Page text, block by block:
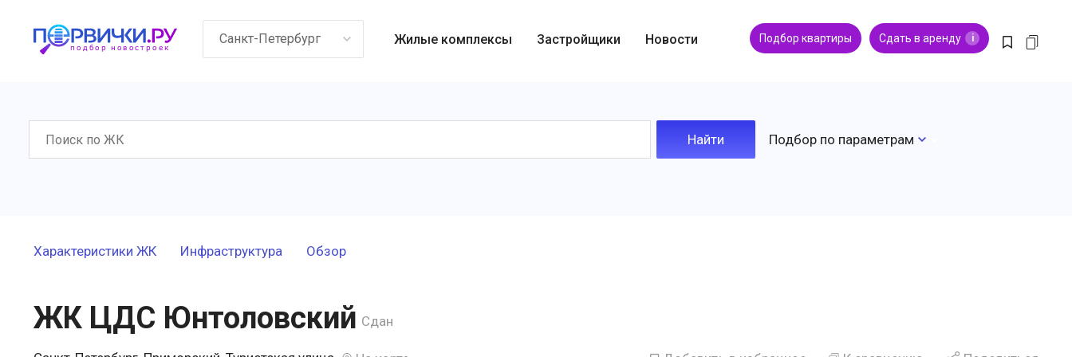
Санкт-Петербург Жилые комплексы Застройщики Новости Подбор квартиры Сдать в аренду i
Подбор по параметрам
Характеристики ЖК Инфраструктура Обзор
ЖК ЦДС Юнтоловский Сдан